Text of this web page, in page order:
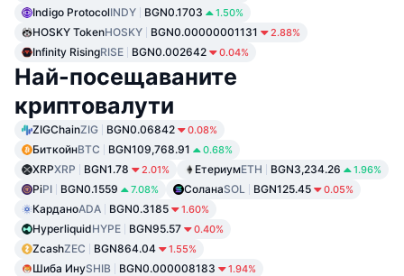
Indigo ProtocolINDY BGN0.1703 1.50%
HOSKY TokenHOSKY BGN0.00000001131 2.88%
Infinity RisingRISE BGN0.002642 0.04%
Най-посещаваните
криптовалути
ZIGChainZIG BGN0.06842 0.08%
БиткойнBTC BGN109,768.91 0.68%
XRPXRP BGN1.78 2.01% ЕтериумETH BGN3,234.26 1.96%
PiPI BGN0.1559 7.08% СоланаSOL BGN125.45 0.05%
КарданоADA BGN0.3185 1.60%
HyperliquidHYPE BGN95.57 0.40%
ZcashZEC BGN864.04 1.55%
Шиба ИнуSHIB BGN0.000008183 1.94%